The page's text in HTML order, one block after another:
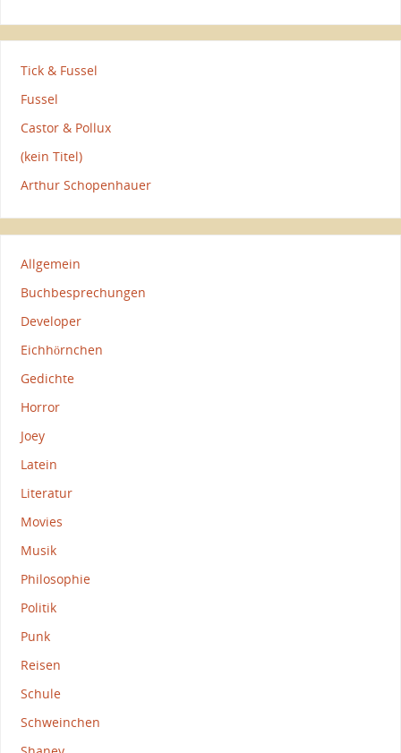
Tick & Fussel
Fussel
Castor & Pollux
(kein Titel)
Arthur Schopenhauer
Allgemein
Buchbesprechungen
Developer
Eichhörnchen
Gedichte
Horror
Joey
Latein
Literatur
Movies
Musik
Philosophie
Politik
Punk
Reisen
Schule
Schweinchen